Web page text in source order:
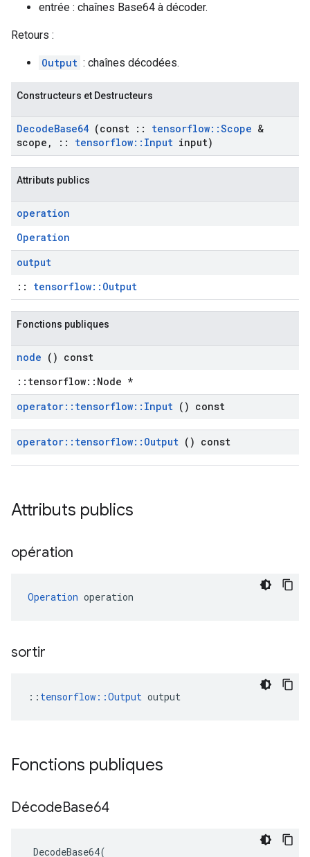
entrée : chaînes Base64 à décoder.
Retours :
Output : chaînes décodées.
Constructeurs et Destructeurs
DecodeBase64 (const :: tensorflow::Scope &
scope , :: tensorflow:: Input input)
Attributs publics
operation
Operation
output
:: tensorflow::Output
Fonctions publiques
node () const
::tensorflow::Node *
operator:: tensorflow:: Input () const
operator:: tensorflow:: Output () const
Attributs publics
opération
Operation operation
sortir
:: tensorflow::Output output
Fonctions publiques
DécodeBase64
DecodeBase64(